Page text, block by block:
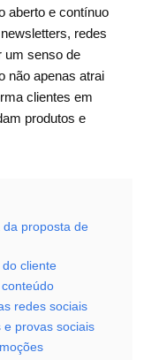
aberto e contínuo
redes
um senso de
não apenas atrai
clientes em
produtos e
da proposta de
cliente
redes sociais
e provas sociais